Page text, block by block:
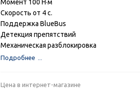
Момент 100 Н·м
Скорость от 4 с.
Поддержка BlueBus
Детекция препятствий
Механическая разблокировка
Подробнее
Цена в интернет-магазине